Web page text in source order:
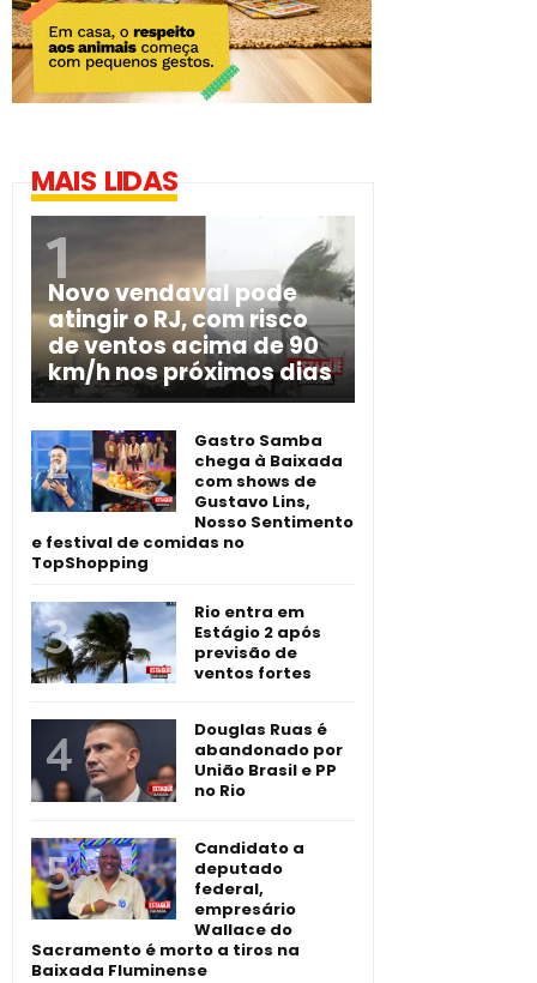
MAIS LIDAS
Novo vendaval pode
atingir o RJ, com risco
de ventos acima de 90
km/h nos próximos dias
Gastro Samba
chega à Baixada
com shows de
Gustavo Lins,
Nosso Sentimento
e festival de comidas no
TopShopping
Rio entra em
Estágio 2 após
previsão de
ventos fortes
Douglas Ruas é
abandonado por
União Brasil e PP
no Rio
Candidato a
deputado
federal,
empresário
Wallace do
Sacramento é morto a tiros na
Baixada Fluminense